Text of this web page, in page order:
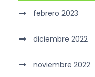
febrero 2023
diciembre 2022
noviembre 2022